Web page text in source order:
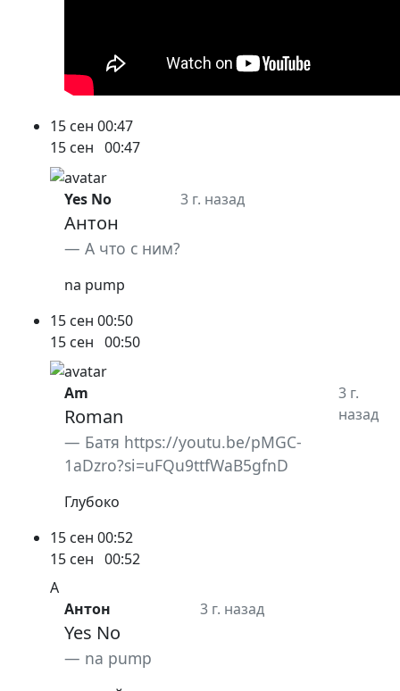
15 сен 00:47
15 сен 00:47
Yes No
Антон
А что с ним?
na pump
3 г. назад
15 сен 00:50
15 сен 00:50
Am
Roman
Батя https://youtu.be/pMGC-
1aDzro?si=uFQu9ttfWaB5gfnD
Глубоко
3 г.
назад
15 сен 00:52
15 сен 00:52
А
Антон
Yes No
na pump
3 г. назад